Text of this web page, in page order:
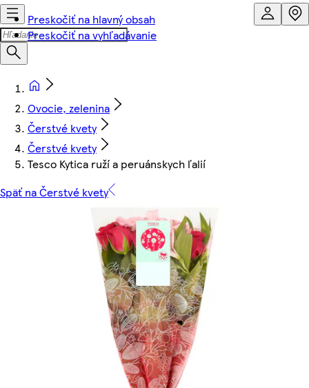
Preskočiť na hlavný obsah
Preskočiť na vyhľadávanie
Ovocie, zelenina
Čerstvé kvety
Čerstvé kvety
Tesco Kytica ruží a peruánskych ľalií
Späť na Čerstvé kvety